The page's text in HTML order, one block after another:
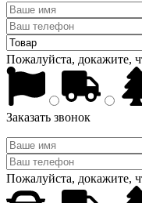
Пожалуйста, докажите,
Заказать звонок
Пожалуйста, докажите,